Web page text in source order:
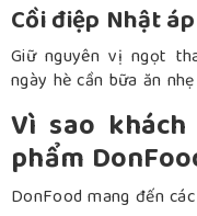
Cồi điệp Nhật
Giữ nguyên vị ngọt
ngày hè cần bữa ăn
Vì sao
phẩm
DonFood mang đến